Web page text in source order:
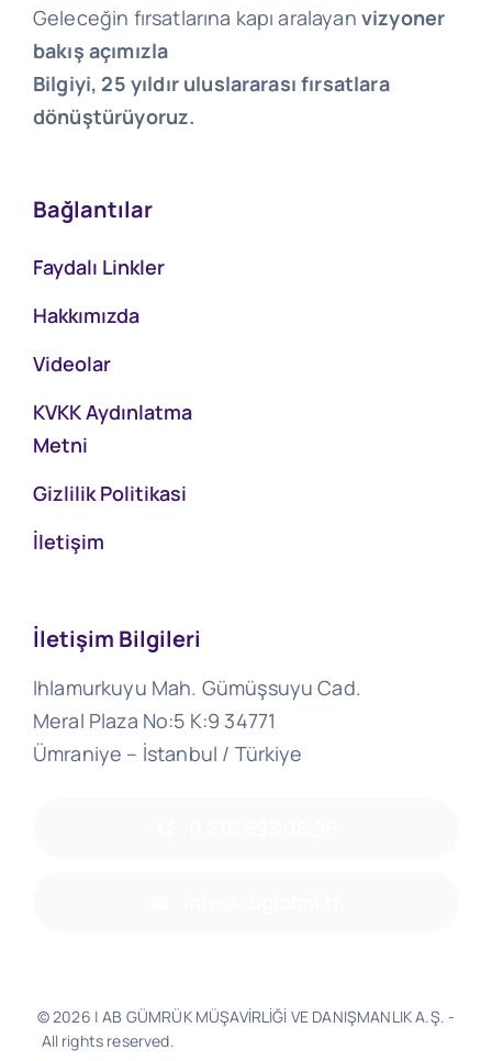
Geleceğin fırsatlarına kapı aralayan vizyoner
bakış açımızla
Bilgiyi, 25 yıldır uluslararası fırsatlara
dönüştürüyoruz.
Bağlantılar
Faydalı Linkler
Hakkımızda
Videolar
KVKK Aydınlatma
Metni
Gizlilik Politikasi
İletişim
İletişim Bilgileri
Ihlamurkuyu Mah. Gümüşsuyu Cad.
Meral Plaza No:5 K:9 34771
Ümraniye – İstanbul / Türkiye
© 2026 | AB GÜMRÜK MÜŞAVİRLİĞİ VE DANIŞMANLIK A.Ş. -
All rights reserved.